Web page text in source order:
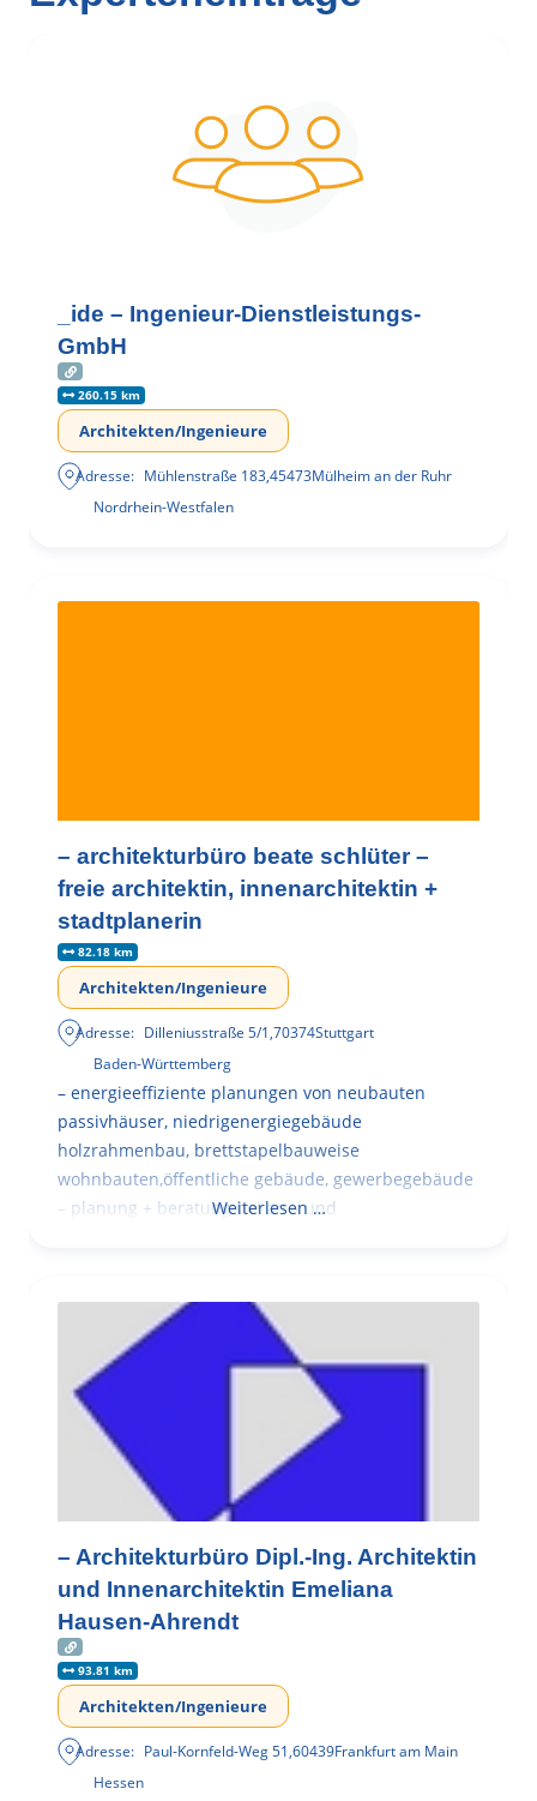
_ide – Ingenieur-Dienstleistungs-
GmbH
260.15 km
Architekten/Ingenieure
Adresse: Mühlenstraße 183,45473Mülheim an der Ruhr
Nordrhein-Westfalen
– architekturbüro beate schlüter –
freie architektin, innenarchitektin +
stadtplanerin
82.18 km
Architekten/Ingenieure
Adresse: Dilleniusstraße 5/1,70374Stuttgart
Baden-Württemberg
– energieeffiziente planungen von neubauten
passivhäuser, niedrigenergiegebäude
holzrahmenbau, brettstapelbauweise
wohnbauten,öffentliche gebäude, gewerbegebäude
– planung + beratung bei an – und
Weiterlesen …
– Architekturbüro Dipl.-Ing. Architektin
und Innenarchitektin Emeliana
Hausen-Ahrendt
93.81 km
Architekten/Ingenieure
Adresse: Paul-Kornfeld-Weg 51,60439Frankfurt am Main
Hessen